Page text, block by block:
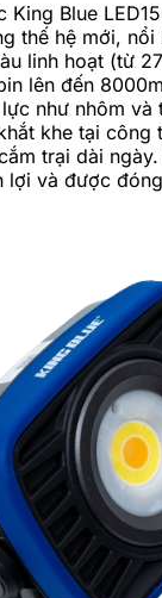
King Blue
thế hệ mới,
linh hoạt (từ
lên đến
như nhôm và
khe tại công
trại dài
lợi và được